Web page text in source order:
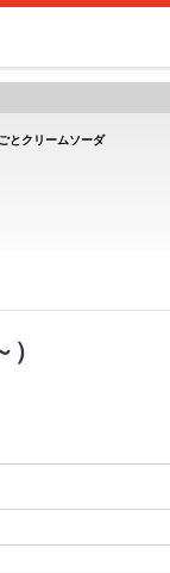
クリームソーダ